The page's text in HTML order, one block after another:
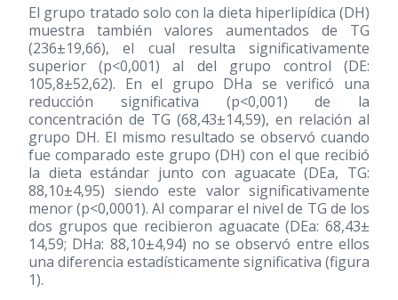
El grupo tratado solo con la dieta hiperlipídica (DH)
muestra también valores aumentados de TG
(236±19,66), el cual resulta significativamente
superior (p<0,001) al del grupo control (DE:
105,8±52,62). En el grupo DHa se verificó una
reducción significativa (p<0,001) de la
concentración de TG (68,43±14,59), en relación al
grupo DH. El mismo resultado se observó cuando
fue comparado este grupo (DH) con el que recibió
la dieta estándar junto con aguacate (DEa, TG:
88,10±4,95) siendo este valor significativamente
menor (p<0,0001). Al comparar el nivel de TG de los
dos grupos que recibieron aguacate (DEa: 68,43±
14,59; DHa: 88,10±4,94) no se observó entre ellos
una diferencia estadísticamente significativa (figura
1).